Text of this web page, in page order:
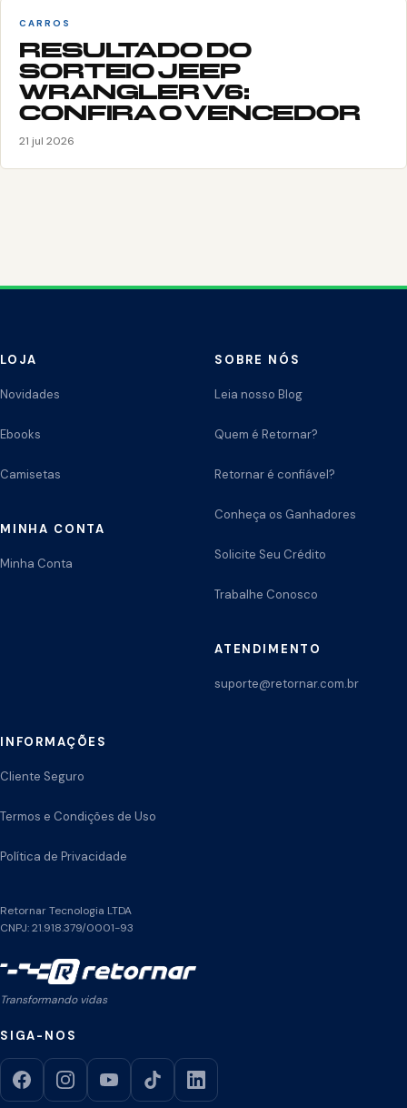
CARROS
RESULTADO DO
SORTEIO JEEP
WRANGLER V6:
CONFIRA O VENCEDOR
21 jul 2026
LOJA
Novidades
Ebooks
Camisetas
MINHA CONTA
Minha Conta
SOBRE NÓS
Leia nosso Blog
Quem é Retornar?
Retornar é confiável?
Conheça os Ganhadores
Solicite Seu Crédito
Trabalhe Conosco
ATENDIMENTO
suporte@retornar.com.br
INFORMAÇÕES
Cliente Seguro
Termos e Condições de Uso
Política de Privacidade
Retornar Tecnologia LTDA
CNPJ: 21.918.379/0001-93
Transformando vidas
SIGA-NOS